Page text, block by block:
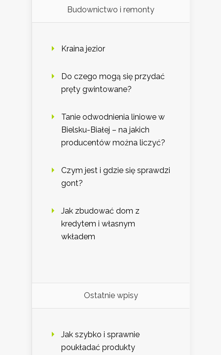
Budownictwo i remonty
Kraina jezior
Do czego mogą się przydać
pręty gwintowane?
Tanie odwodnienia liniowe w
Bielsku-Białej – na jakich
producentów można liczyć?
Czym jest i gdzie się sprawdzi
gont?
Jak zbudować dom z
kredytem i własnym
wkładem
Ostatnie wpisy
Jak szybko i sprawnie
poukładać produkty